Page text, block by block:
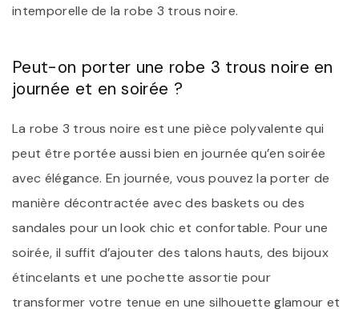
intemporelle de la robe 3 trous noire.
Peut-on porter une robe 3 trous noire en
journée et en soirée ?
La robe 3 trous noire est une pièce polyvalente qui
peut être portée aussi bien en journée qu’en soirée
avec élégance. En journée, vous pouvez la porter de
manière décontractée avec des baskets ou des
sandales pour un look chic et confortable. Pour une
soirée, il suffit d’ajouter des talons hauts, des bijoux
étincelants et une pochette assortie pour
transformer votre tenue en une silhouette glamour et